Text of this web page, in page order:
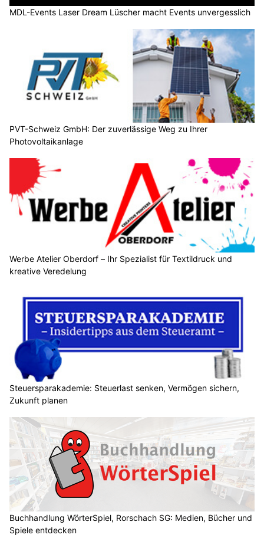
MDL-Events Laser Dream Lüscher macht Events unvergesslich
PVT-Schweiz GmbH: Der zuverlässige Weg zu Ihrer
Photovoltaikanlage
Werbe Atelier Oberdorf – Ihr Spezialist für Textildruck und
kreative Veredelung
Steuersparakademie: Steuerlast senken, Vermögen sichern,
Zukunft planen
Buchhandlung WörterSpiel, Rorschach SG: Medien, Bücher und
Spiele entdecken